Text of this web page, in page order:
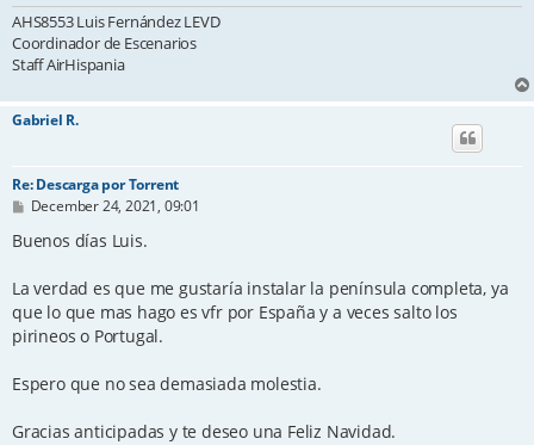
AHS8553 Luis Fernández LEVD
Coordinador de Escenarios
Staff AirHispania
Gabriel R.
Re: Descarga por Torrent
P
s
December 24, 2021, 09:01
Buenos días Luis.
La verdad es que me gustaría instalar la península completa, ya
que lo que mas hago es vfr por España y a veces salto los
pirineos o Portugal.
Espero que no sea demasiada molestia.
Gracias anticipadas y te deseo una Feliz Navidad.